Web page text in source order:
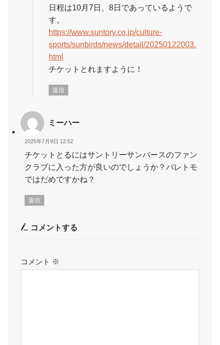
日程は10月7日、8日であっているようで
す。
https://www.suntory.co.jp/culture-
sports/sunbirds/news/detail/20250122003.
html
チケットとれますように！
返信
ミーハー
2025年7月9日 12:52
チケットとるにはサントリーサンバースのファン
クラブに入った方が良いのでしょうか？バレトモ
ではだめですかね？
返信
コメントする
コメント ※